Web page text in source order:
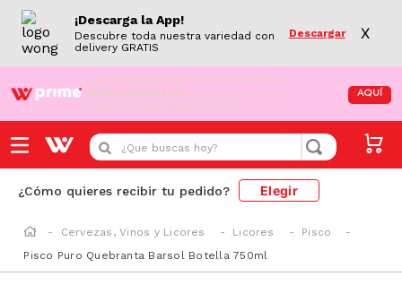
¡Descarga la App!
Descubre toda nuestra variedad con
delivery GRATIS
Descargar X
¡Aún no eres Wong Prime! Aprovecha el
DESPACHO GRATIS en tus compras de
supermercado desde S/79.90
AQUÍ
¿Que buscas hoy?
¿Cómo quieres recibir tu pedido? Elegir
Cervezas, Vinos y Licores Licores
Pisco
Pisco Puro Quebranta Barsol Botella 750ml